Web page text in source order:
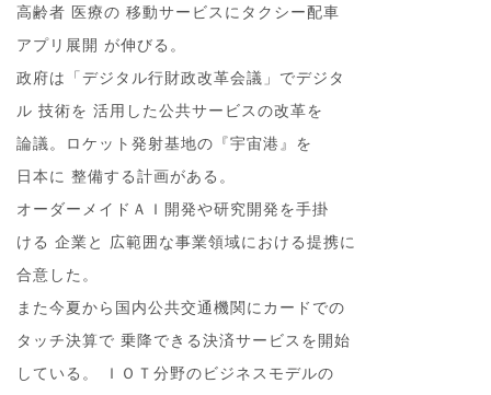
高齢者 医療の 移動サービスにタクシー配車
アプリ展開 が伸びる。
政府は「デジタル行財政改革会議」でデジタ
ル 技術を 活用した公共サービスの改革を
論議。ロケット発射基地の『宇宙港』を
日本に 整備する計画がある。
オーダーメイドＡＩ開発や研究開発を手掛
ける 企業と 広範囲な事業領域における提携に
合意した。
また今夏から国内公共交通機関にカードでの
タッチ決算で 乗降できる決済サービスを開始
している。 ＩＯＴ分野のビジネスモデルの